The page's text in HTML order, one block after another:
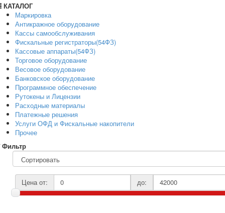
КАТАЛОГ
Маркировка
Антикражное оборудование
Кассы самообслуживания
Фискальные регистраторы(54ФЗ)
Кассовые аппараты(54ФЗ)
Торговое оборудование
Весовое оборудование
Банковское оборудование
Программное обеспечение
Рутокены и Лицензии
Расходные материалы
Платежные решения
Услуги ОФД и Фискальные накопители
Прочее
Фильтр
Цена от: до: